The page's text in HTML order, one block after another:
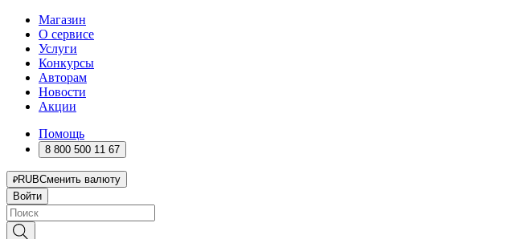
Магазин
О сервисе
Услуги
Конкурсы
Авторам
Новости
Акции
Помощь
8 800 500 11 67
RUBСменить валюту
Войти